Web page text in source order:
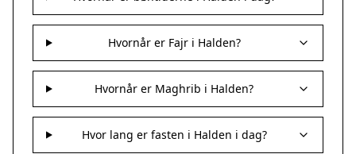
Hvornår er Fajr i Halden?
Hvornår er Maghrib i Halden?
Hvor lang er fasten i Halden i dag?